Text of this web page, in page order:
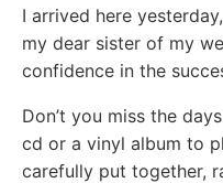
I arrived here
my dear sister of my
confidence in the
Don’t you miss the
cd or a vinyl album to
carefully put together,